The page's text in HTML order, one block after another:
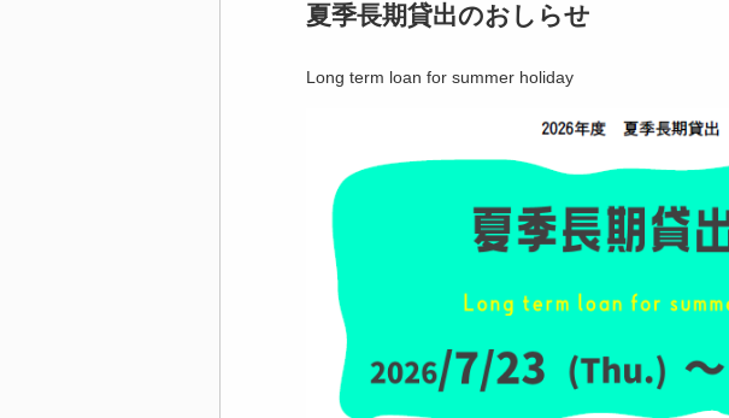
夏季長期貸出のおしらせ
Long term loan for summer holiday